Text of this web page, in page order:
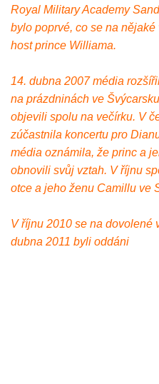
Royal Military Academy
bylo poprvé, co se na
host prince Williama.
14. dubna 2007 média
na prázdninách ve
objevili spolu na večírku. V
zúčastnila koncertu pro
média oznámila, že princ a
obnovili svůj vztah. V říjnu
otce a jeho ženu Camillu ve
V říjnu 2010 se na dovolené
dubna 2011 byli oddáni